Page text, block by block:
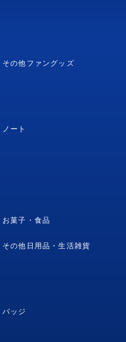
その他ファングッズ
ノート
お菓子・食品
その他日用品・生活雑貨
バッジ